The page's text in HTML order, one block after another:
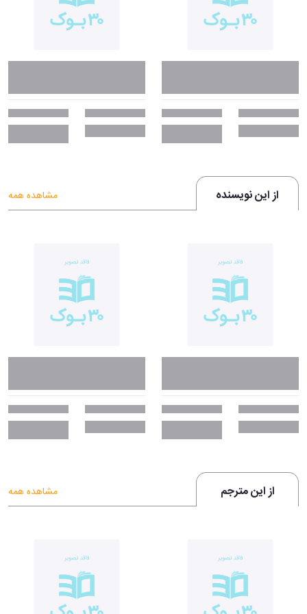
نویسندۀ اهل ولز است و شناخته‌شده‌ترین اثر او محسوب می‌شود. این کتاب
اولین بار در سال 2008 منتشر شد و در مورد یک دهه زندگی و سفر این
نویسنده با یک گرگ است. این کتاب تحسین‌برانگیز شما را وادار می‌کند که در
معنای انسانیت و انسان بودن تجدیدنظر کنید.
واکنش‌های جهانی به کتاب فیلسوف و گرگ:
«کتاب فیلسوف و گرگ، روایتی جذاب است که به عنوان یک اثر مهم فلسفی
«شاید این کتاب بهترین خودزندگی‌نامه از یک ایده یا بهتر بگوییم مجموعه‌ای از
ایده‌های مرتبط دربارۀ رابطۀ بین انسان و حیوانات باشد.» - جاناتان دربی‌شایر،
روزنامۀ گاردین
یک انسان و یک حیوانی را نشان داده که اکثر ما آن را هیولا می‌دانیم.»-
«هر کسی نمی‌تواند حیات وحش و عقاید ویتگنشتاین را به چنین شیوه‌ای
جالب و سرگرم‌کننده ترکیب کند اما رولندز توانست. این کتاب لذت‌بخش و
- کانی اوگل، میامی هرالد
«این کتاب را می‌توان یک کتاب فلسفی کلاسیک دانست.»
لایبرآری
اگر وقتی مردم در مورد حیوانات خانگی‌شان طوری صحبت می‌کنند که انگار
حیوان خانگی‌شان، انسان است بسیار متعجب می‌شوید شاید در واقع هنوز
ارتباط عجیب و عمیق بین انسان و حیوان را درک نکرده‌اید. فیلسوف و گرگ
کتابی در مورد دوستی ۱۱ سالۀ فیلسوفی جوان و یک گرگ است که دیدگاه شما
از این نویسنده مشاهده همه
از این مترجم مشاهده همه